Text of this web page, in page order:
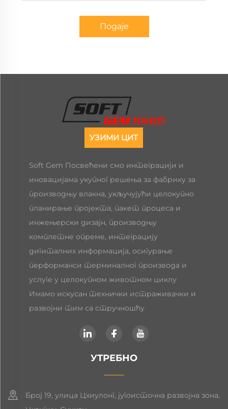
Подаје
УЗИМИ ЦИТ
Soft Gem Посвећени смо интеграцији и
иновацијама укупног решења за фабрику за
производњу влакна, укључујући целокупно
планирање пројекта, пакет процеса и
инжењерски дизајн, производњу
комплетне опреме, интеграцију
дигиталних информација, осигурање
перформанси терминалног производа и
услуге у целокупном животном циклу
Имамо искусан технички истраживачки и
развојни тим са стручношћу
УТРЕБНО
Број 19, улица Цхиулонг, југоисточна развојна зона,